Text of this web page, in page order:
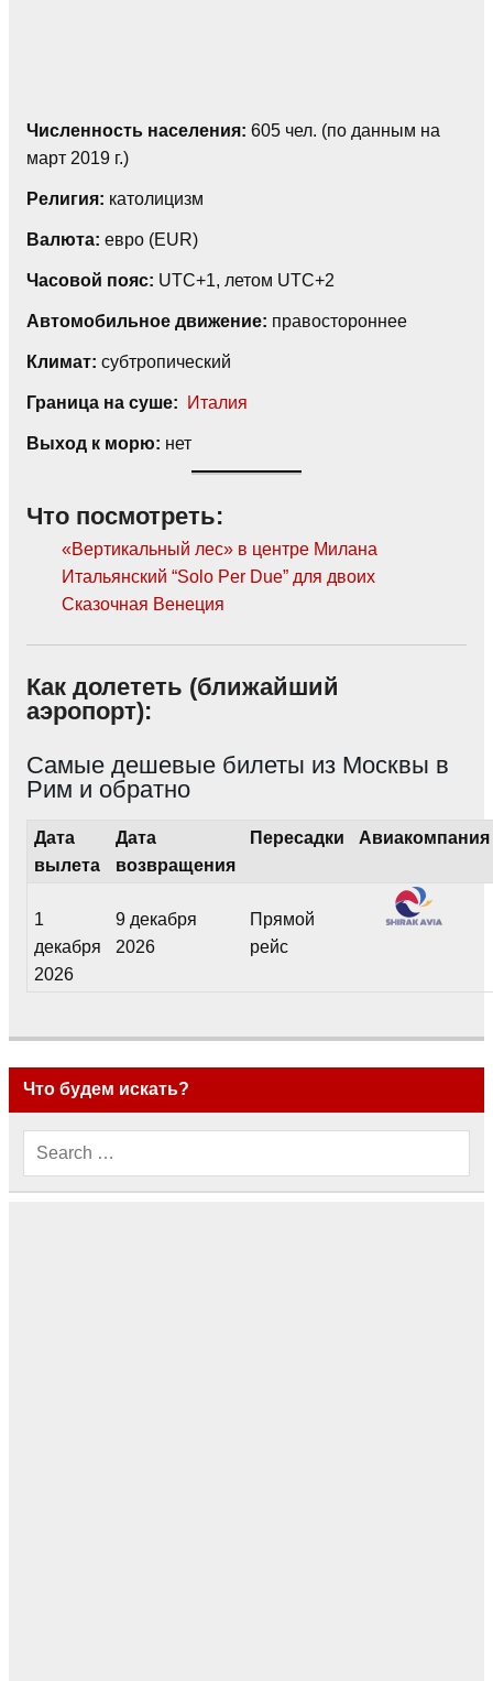
Численность населения: 605 чел. (по данным на
март 2019 г.)
Религия: католицизм
Валюта: евро (EUR)
Часовой пояс: UTC+1, летом UTC+2
Автомобильное движение: правостороннее
Климат: субтропический
Граница на суше: Италия
Выход к морю: нет
Что посмотреть:
«Вертикальный лес» в центре Милана
Итальянский “Solo Per Due” для двоих
Сказочная Венеция
Как долететь (ближайший
аэропорт):
Самые дешевые билеты из Москвы в
Рим и обратно
Дата
вылета
Дата
возвращения
Пересадки Авиакомпания
1
декабря
2026
9 декабря
2026
Прямой
рейс
Что будем искать?